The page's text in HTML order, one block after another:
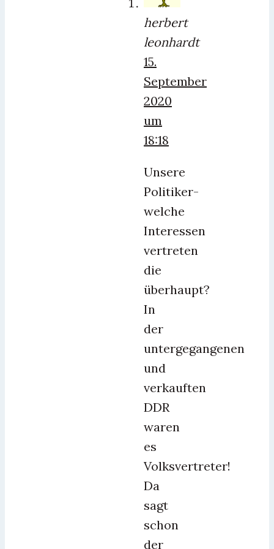
herbert
leonhardt
15.
September
2020
um
18:18
Unsere
Politiker-
welche
Interessen
vertreten
die
überhaupt?
In
der
untergegangenen
und
verkauften
DDR
waren
es
Volksvertreter!
Da
sagt
schon
der